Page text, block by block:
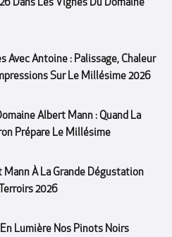
Dans Les Vignes Du Domaine
Avec Antoine : Palissage, Chaleur
Sur Le Millésime 2026
Albert Mann : Quand La
Prépare Le Millésime
Mann À La Grande Dégustation
2026
Lumière Nos Pinots Noirs